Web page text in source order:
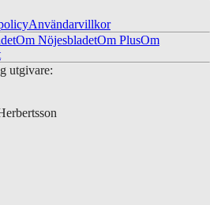
Användarvillkor
Om NöjesbladetOm PlusOm
utgivare: